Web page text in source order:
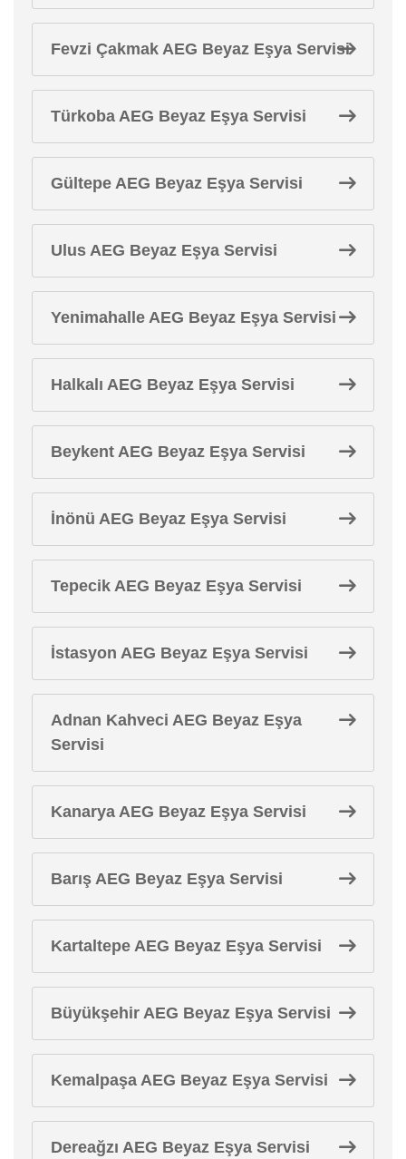
Fevzi Çakmak AEG Beyaz Eşya Servisi
Türkoba AEG Beyaz Eşya Servisi
Gültepe AEG Beyaz Eşya Servisi
Ulus AEG Beyaz Eşya Servisi
Yenimahalle AEG Beyaz Eşya Servisi
Halkalı AEG Beyaz Eşya Servisi
Beykent AEG Beyaz Eşya Servisi
İnönü AEG Beyaz Eşya Servisi
Tepecik AEG Beyaz Eşya Servisi
İstasyon AEG Beyaz Eşya Servisi
Adnan Kahveci AEG Beyaz Eşya
Servisi
Kanarya AEG Beyaz Eşya Servisi
Barış AEG Beyaz Eşya Servisi
Kartaltepe AEG Beyaz Eşya Servisi
Büyükşehir AEG Beyaz Eşya Servisi
Kemalpaşa AEG Beyaz Eşya Servisi
Dereağzı AEG Beyaz Eşya Servisi